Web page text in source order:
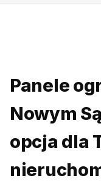
Panele
Nowym
opcja dla